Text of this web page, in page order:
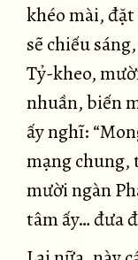
khéo mài,
sẽ chiếu
Tỷ-kheo,
nhuần, biến
ấy nghĩ:
mạng chung,
mười ngàn
tâm ấy… đưa